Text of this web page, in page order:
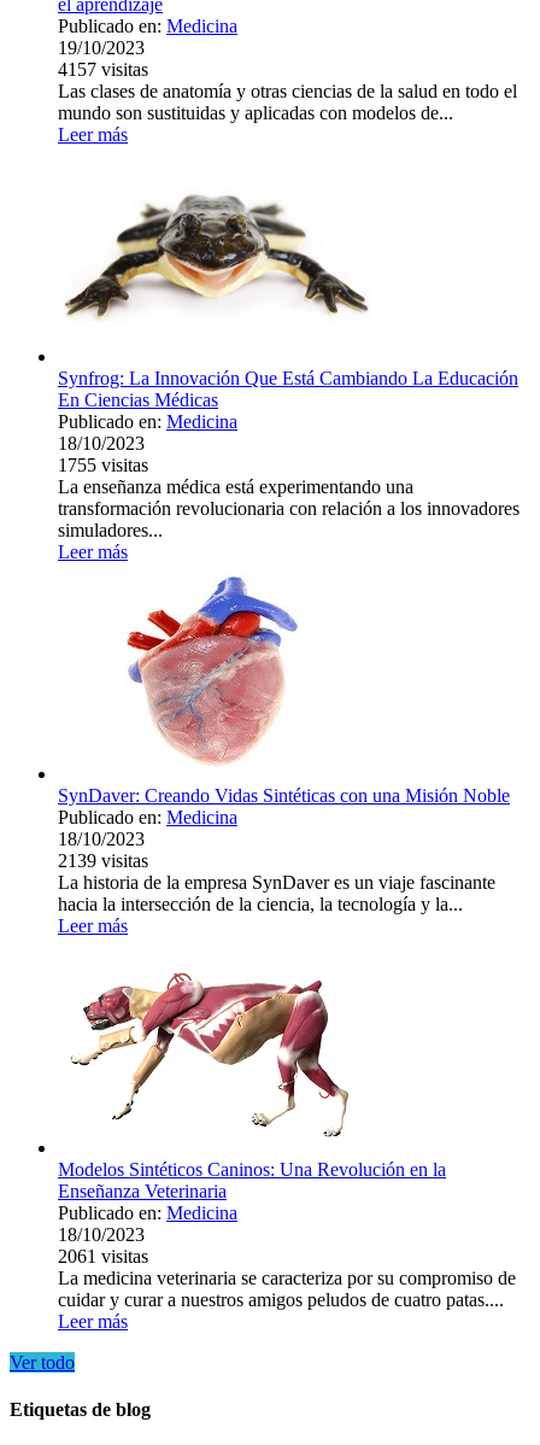
el aprendizaje
Publicado en: Medicina
19/10/2023
4157 visitas
Las clases de anatomía y otras ciencias de la salud en todo el
mundo son sustituidas y aplicadas con modelos de...
Leer más
Synfrog: La Innovación Que Está Cambiando La Educación
En Ciencias Médicas
Publicado en: Medicina
18/10/2023
1755 visitas
La enseñanza médica está experimentando una
transformación revolucionaria con relación a los innovadores
simuladores...
Leer más
SynDaver: Creando Vidas Sintéticas con una Misión Noble
Publicado en: Medicina
18/10/2023
2139 visitas
La historia de la empresa SynDaver es un viaje fascinante
hacia la intersección de la ciencia, la tecnología y la...
Leer más
Modelos Sintéticos Caninos: Una Revolución en la
Enseñanza Veterinaria
Publicado en: Medicina
18/10/2023
2061 visitas
La medicina veterinaria se caracteriza por su compromiso de
cuidar y curar a nuestros amigos peludos de cuatro patas....
Leer más
Ver todo
Etiquetas de blog